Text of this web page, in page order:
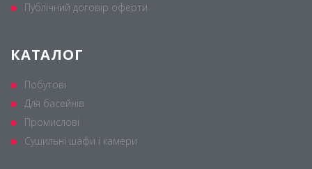
Публічний договір оферти
КАТАЛОГ
Побутові
Для басейнів
Промислові
Сушильні шафи і камери